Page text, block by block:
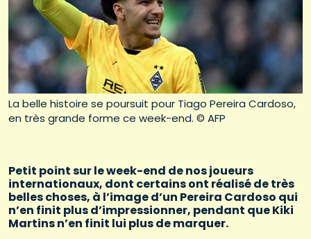
La belle histoire se poursuit pour Tiago Pereira Cardoso,
en très grande forme ce week-end. © AFP
Petit point sur le week-end de nos joueurs
internationaux, dont certains ont réalisé de très
belles choses, à l’image d’un Pereira Cardoso qui
n’en finit plus d’impressionner, pendant que Kiki
Martins n’en finit lui plus de marquer.